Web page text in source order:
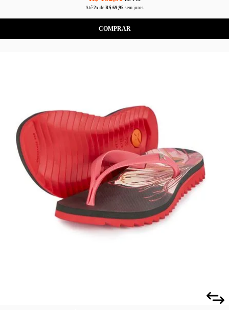
Até 2x de R$ 69,95 sem juros
COMPRAR